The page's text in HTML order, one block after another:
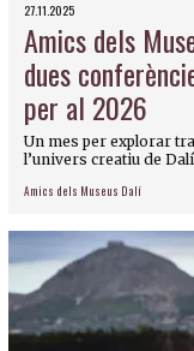
27.11.2025
Amics dels
dues
per al 2026
Un mes per explorar
l’univers creatiu de Dalí
Amics dels Museus Dalí